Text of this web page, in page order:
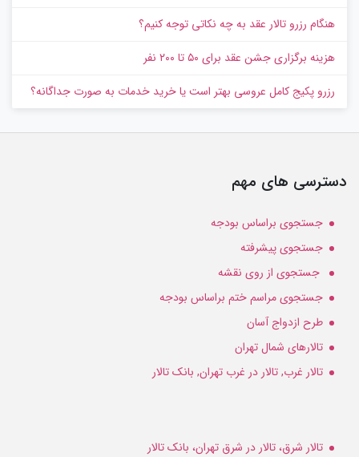
هنگام رزرو تالار عقد به چه نکاتی توجه کنیم؟
هزینه برگزاری جشن عقد برای ۵۰ تا ۲۰۰ نفر
رزرو پکیج کامل عروسی بهتر است یا خرید خدمات به‌ صورت جداگانه؟
دسترسی های مهم
جستجوی براساس بودجه
جستجوی پیشرفته
جستجوی از روی نقشه
جستجوی مراسم ختم براساس بودجه
طرح ازدواج آسان
تالارهای شمال تهران
تالار غرب, تالار در غرب تهران, بانک تالار
تالار شرق، تالار در شرق تهران، بانک تالار